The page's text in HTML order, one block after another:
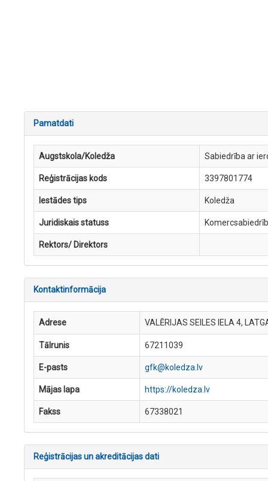
Pamatdati
Augstskola/Koledža Sabiedrība ar
Reģistrācijas kods 3397801774
Iestādes tips Koledža
Juridiskais statuss
Rektors/ Direktors
Kontaktinformācija
Adrese VALĒRIJAS SEILES IELA 4,
Tālrunis 67211039
E-pasts gfk@koledza.lv
Mājas lapa https://koledza.lv
Fakss 67338021
Reģistrācijas un akreditācijas dati